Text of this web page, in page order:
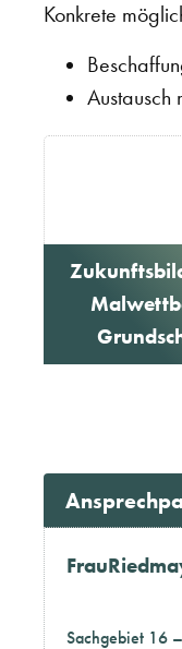
Konkrete
Austausch
Frau
Sachgebiet 16